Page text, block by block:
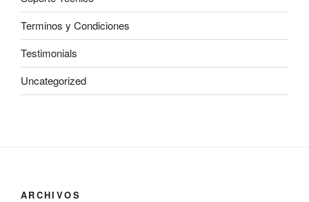
Terminos y Condiciones
Testimonials
Uncategorized
ARCHIVOS